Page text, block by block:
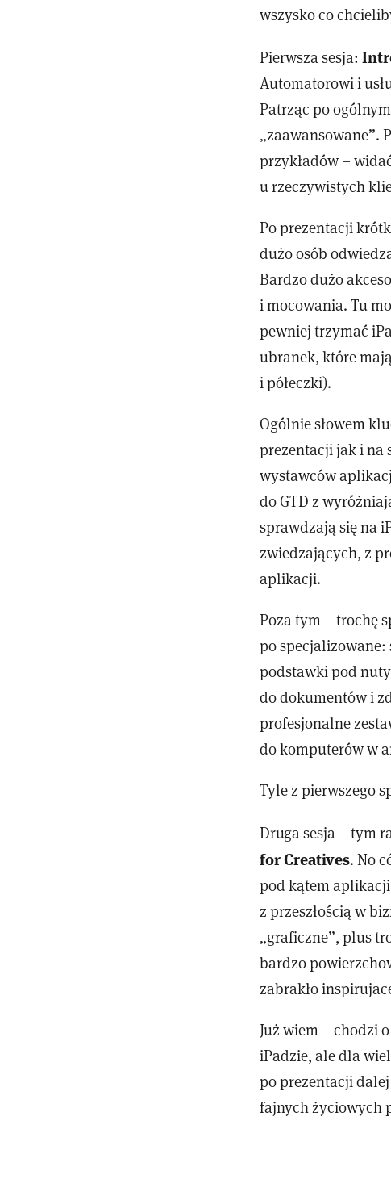
wszysko co
Pierwsza sesja:
Automatorowi i
Patrząc po
„zaawansowane”.
przykładów –
u rzeczywistych
Po prezentacji
dużo osób
Bardzo dużo
i mocowania. Tu
pewniej trzymać
ubranek, które
i półeczki).
Ogólnie słowem
prezentacji jak i na
wystawców
do GTD z
sprawdzają się na
zwiedzających, z
aplikacji.
Poza tym – trochę
po
podstawki pod
do dokumentów i
profesjonalne
do komputerów w
Tyle z pierwszego
Druga sesja – tym
for Creatives. No
pod kątem
z przeszłością w
„graficzne”, plus
bardzo
zabrakło
Już wiem – chodzi
iPadzie, ale dla
po prezentacji
fajnych życiowych